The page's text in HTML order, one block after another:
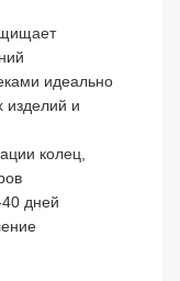
идеально
изделий и
колец,
дней